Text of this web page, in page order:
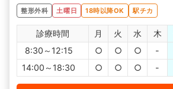
整形外科 土曜日 18時以降OK 駅チカ
診療時間 月 火 水 木
8:30～12:15
○ ○ ○ -
14:00～18:30
○ ○ ○ -